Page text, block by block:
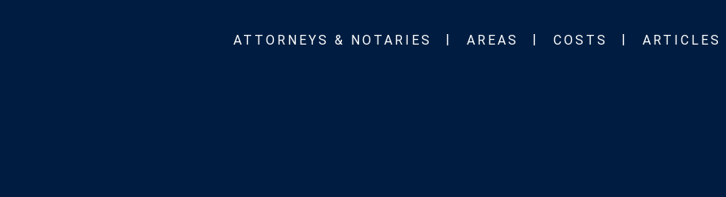
ATTORNEYS & NOTARIES AREAS COSTS ARTICLES